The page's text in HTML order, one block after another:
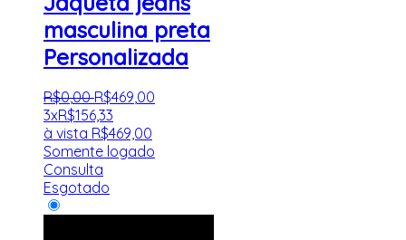
masculina preta
Personalizada
R$0,00 R$469,00
3xR$156,33
à vista R$469,00
Somente logado
Consulta
Esgotado